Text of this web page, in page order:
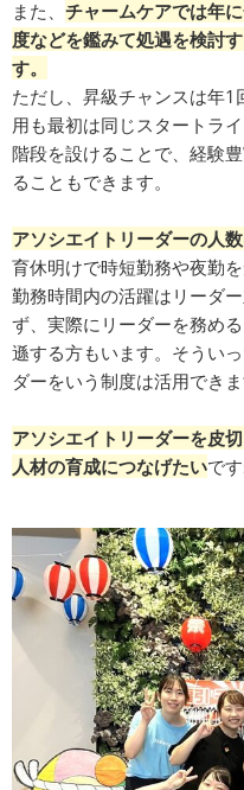
また、 チャームケアでは年
度などを鑑みて処遇を検討
す。
ただし、昇級チャンスは年
用も最初は同じスタートラ
階段を設けることで、経験
ることもできます。
アソシエイトリーダーの人
育休明けで時短勤務や夜勤
勤務時間内の活躍はリーダ
ず、実際にリーダーを務め
遜する方もいます。そうい
ダーをいう制度は活用できま
アソシエイトリーダーを皮
人材の育成につなげたいです